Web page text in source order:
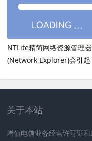
NTLite精简网络资源管理器
(Network Explorer)会引起
关于本站
增值电信业务经营许可证